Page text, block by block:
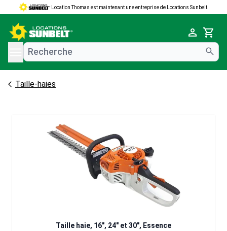
Location Thomas est maintenant une entreprise de Locations Sunbelt.
Cart
menu
Taille-haies
Taille haie, 16", 24" et 30", Essence